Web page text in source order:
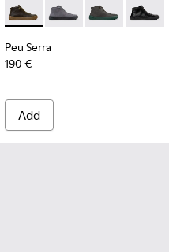
for Men.
Shoes for Men.
Peu Serra - K300541-004 -
Peu Serra - K300541-
Peu Serra -
Peu
Peu Serra
190 €
Add